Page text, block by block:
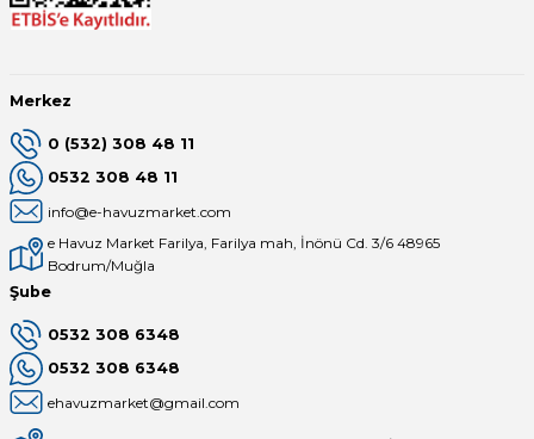
Merkez
0 (532) 308 48 11
0532 308 48 11
info@e-havuzmarket.com
e Havuz Market Farilya, Farilya mah, İnönü Cd. 3/6 48965
Bodrum/Muğla
Şube
0532 308 6348
0532 308 6348
ehavuzmarket@gmail.com